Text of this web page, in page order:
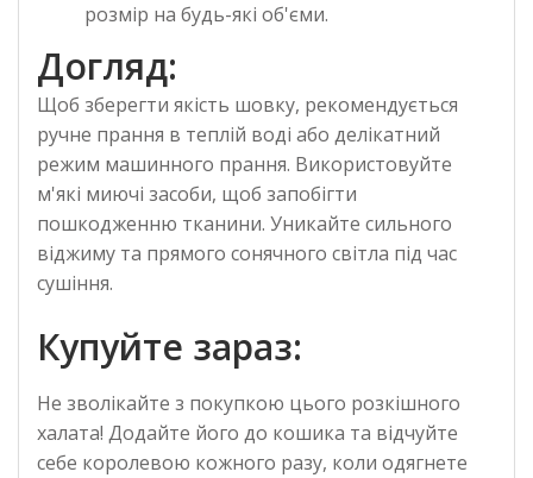
розмір на будь-які об'єми.
Догляд:
Щоб зберегти якість шовку, рекомендується
ручне прання в теплій воді або делікатний
режим машинного прання. Використовуйте
м'які миючі засоби, щоб запобігти
пошкодженню тканини. Уникайте сильного
віджиму та прямого сонячного світла під час
сушіння.
Купуйте зараз:
Не зволікайте з покупкою цього розкішного
халата! Додайте його до кошика та відчуйте
себе королевою кожного разу, коли одягнете